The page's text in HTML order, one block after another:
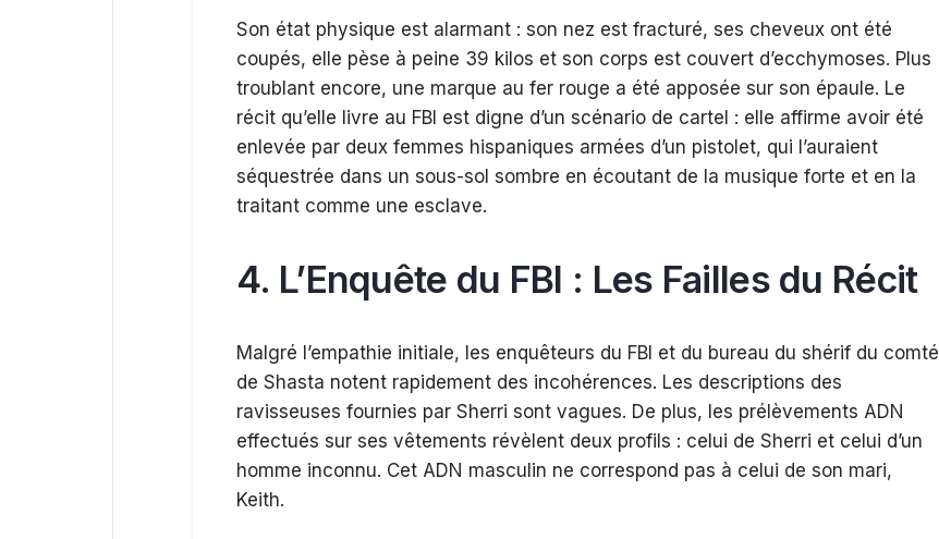
Son état physique est alarmant : son nez est fracturé, ses cheveux ont été
coupés, elle pèse à peine 39 kilos et son corps est couvert d’ecchymoses. Plus
troublant encore, une marque au fer rouge a été apposée sur son épaule. Le
récit qu’elle livre au FBI est digne d’un scénario de cartel : elle affirme avoir été
enlevée par deux femmes hispaniques armées d’un pistolet, qui l’auraient
séquestrée dans un sous-sol sombre en écoutant de la musique forte et en la
traitant comme une esclave.
4. L’Enquête du FBI : Les Failles du Récit
Malgré l’empathie initiale, les enquêteurs du FBI et du bureau du shérif du comté
de Shasta notent rapidement des incohérences. Les descriptions des
ravisseuses fournies par Sherri sont vagues. De plus, les prélèvements ADN
effectués sur ses vêtements révèlent deux profils : celui de Sherri et celui d’un
homme inconnu. Cet ADN masculin ne correspond pas à celui de son mari,
Keith.